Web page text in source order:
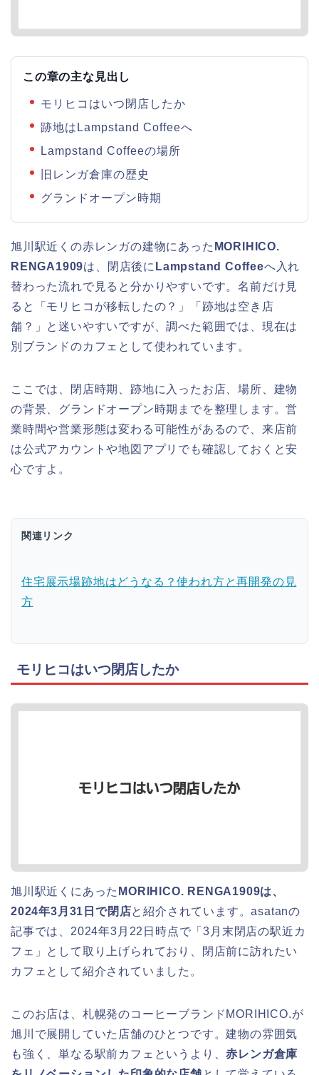
この章の主な見出し
モリヒコはいつ閉店したか
跡地はLampstand Coffeeへ
Lampstand Coffeeの場所
旧レンガ倉庫の歴史
グランドオープン時期
旭川駅近くの赤レンガの建物にあった MORIHICO.
RENGA1909は、閉店後に Lampstand Coffeeへ入れ
替わった流れで見ると分かりやすいです。名前だけ見
ると「モリヒコが移転したの？」「跡地は空き店
舗？」と迷いやすいですが、調べた範囲では、現在は
別ブランドのカフェとして使われています。
ここでは、閉店時期、跡地に入ったお店、場所、建物
の背景、グランドオープン時期までを整理します。営
業時間や営業形態は変わる可能性があるので、来店前
は公式アカウントや地図アプリでも確認しておくと安
心ですよ。
関連リンク
住宅展示場跡地はどうなる？使われ方と再開発の見
方
モリヒコはいつ閉店したか
旭川駅近くにあった MORIHICO. RENGA1909は、
2024年3月31日で閉店と紹介されています。asatanの
記事では、2024年3月22日時点で「3月末閉店の駅近カ
フェ」として取り上げられており、閉店前に訪れたい
カフェとして紹介されていました。
このお店は、札幌発のコーヒーブランドMORIHICO.が
旭川で展開していた店舗のひとつです。建物の雰囲気
も強く、単なる駅前カフェというより、赤レンガ倉庫